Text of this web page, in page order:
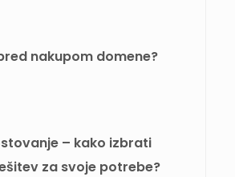
nakupom domene?
– kako izbrati
za svoje potrebe?